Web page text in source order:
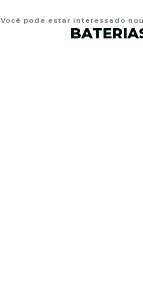
Você pode estar interessado